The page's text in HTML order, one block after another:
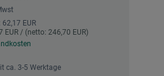
EUR
EUR / (netto: 246,70 EUR)
ca. 3-5 Werktage